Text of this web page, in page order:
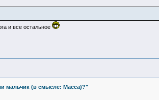
и все остальное
мальчик (в смысле: Масса)?"